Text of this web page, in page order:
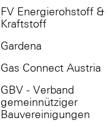
FV Energierohstoff &
Kraftstoff
Gardena
Gas Connect Austria
GBV - Verband
gemeinnütziger
Bauvereinigungen